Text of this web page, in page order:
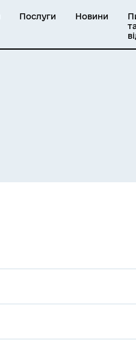
Послуги Новини